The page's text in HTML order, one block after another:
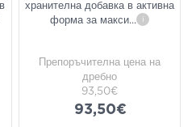
хранителна добавка в активна
форма за макси... i
Препоръчителна цена на
дребно
93,50€
93,50€